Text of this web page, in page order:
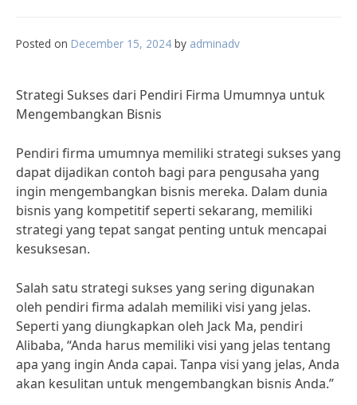
Posted on December 15, 2024 by adminadv
Strategi Sukses dari Pendiri Firma Umumnya untuk
Mengembangkan Bisnis
Pendiri firma umumnya memiliki strategi sukses yang
dapat dijadikan contoh bagi para pengusaha yang
ingin mengembangkan bisnis mereka. Dalam dunia
bisnis yang kompetitif seperti sekarang, memiliki
strategi yang tepat sangat penting untuk mencapai
kesuksesan.
Salah satu strategi sukses yang sering digunakan
oleh pendiri firma adalah memiliki visi yang jelas.
Seperti yang diungkapkan oleh Jack Ma, pendiri
Alibaba, “Anda harus memiliki visi yang jelas tentang
apa yang ingin Anda capai. Tanpa visi yang jelas, Anda
akan kesulitan untuk mengembangkan bisnis Anda.”